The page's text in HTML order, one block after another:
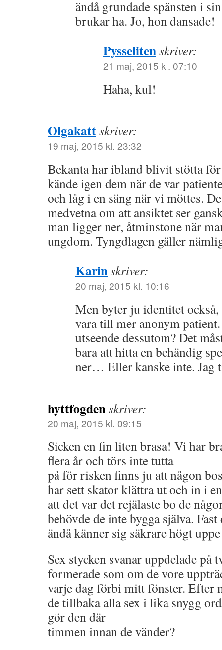
ändå grundade spänsten i
brukar ha. Jo, hon dansade!
Pysselitenskriver:
21 maj, 2015 kl. 07:10
Haha, kul!
Olgakattskriver:
19 maj, 2015 kl. 23:32
Bekanta har ibland blivit stötta
kände igen dem när de var
och låg i en säng när vi möttes.
medvetna om att ansiktet ser
man ligger ner, åtminstone när
ungdom. Tyngdlagen gäller
Karinskriver:
20 maj, 2015 kl. 10:16
Men byter ju identitet
vara till mer anonym
utseende dessutom? Det
bara att hitta en behändig
ner… Eller kanske inte. Jag
hyttfogdenskriver:
20 maj, 2015 kl. 09:15
Sicken en fin liten brasa! Vi har
flera år och törs inte tutta
på för risken finns ju att någon
har sett skator klättra ut och in i
att det var det rejälaste bo de
behövde de inte bygga själva.
ändå känner sig säkrare högt
Sex stycken svanar uppdelade på
formerade som om de vore
varje dag förbi mitt fönster. Efter
de tillbaka alla sex i lika snygg
gör den där
timmen innan de vänder?